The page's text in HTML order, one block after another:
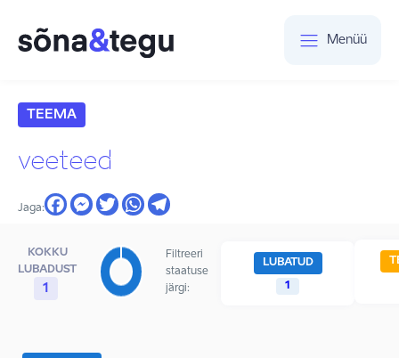
Menüü
TEEMA
veeteed
Jaga:
KOKKU
LUBADUST
1
Filtreeri
staatuse
järgi:
LUBATUD
1